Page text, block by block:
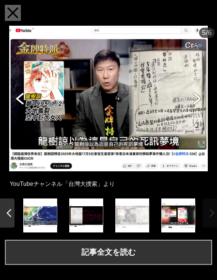
5/6
YouTubeチャンネル「台灣大捜索」より
記事全文を読む